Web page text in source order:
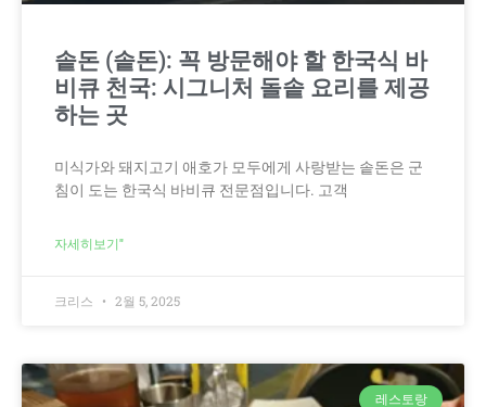
솥돈 (솥돈): 꼭 방문해야 할 한국식 바
비큐 천국: 시그니처 돌솥 요리를 제공
하는 곳
미식가와 돼지고기 애호가 모두에게 사랑받는 솥돈은 군
침이 도는 한국식 바비큐 전문점입니다. 고객
자세히보기"
크리스 2월 5, 2025
레스토랑